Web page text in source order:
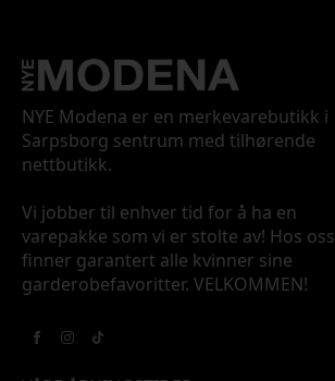
NYE Modena er en merkevarebutikk i
Sarpsborg sentrum med tilhørende
nettbutikk.
Vi jobber til enhver tid for å ha en
varepakke som vi er stolte av! Hos oss
finner garantert alle kvinner sine
garderobefavoritter. VELKOMMEN!